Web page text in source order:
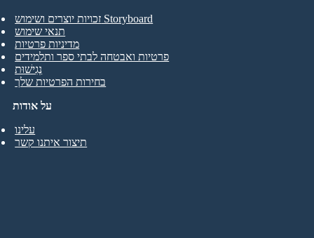
על אודות
עלינו
תיצור איתנו קשר
זכויות יוצרים ושימוש Storyboard
תנאי שימוש
מדיניות פרטיות
פרטיות ואבטחה לבתי ספר ותלמידים
נְגִישׁוּת
בחירות הפרטיות שלך